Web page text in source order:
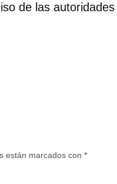
de las
están marcados con *